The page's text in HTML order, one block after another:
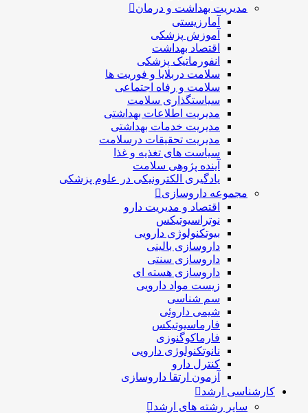
مدیریت بهداشت و درمان
آمارزیستی
آموزش پزشکی
اقتصاد بهداشت
انفورماتیک پزشکی
سلامت دربلايا و فوريت ها
سلامت و رفاه اجتماعی
سیاستگذاری سلامت
مدیریت اطلاعات بهداشتی
مدیریت خدمات بهداشتی
مدیریت تحقیقات درسلامت
سیاست های تغذیه و غذا
آینده پژوهی سلامت
یادگیری الکترونیکی در علوم پزشکی
مجموعه داروسازی
اقتصاد و مديريت دارو
نوتراسیوتیکس
بيوتكنولوژی دارویی
داروسازی بالينی
داروسازی سنتی
داروسازی هسته ای
زیست مواد دارویی
سم شناسی
شيمی داروئی
فارماسيوتيكس
فارماكوگنوزی
نانوتکنولوژی دارویی
كنترل دارو
آزمون ارتقا داروسازی
کارشناسی ارشد
سایر رشته های ارشد